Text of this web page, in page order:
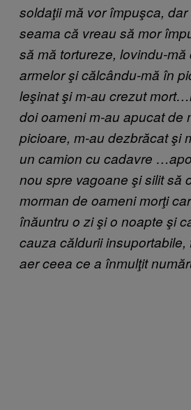
soldaţii mă vor împuşca,
seama că vreau să mor
să mă tortureze, lovindu-mă
armelor şi călcându-mă în
leşinat şi m-au crezut
doi oameni m-au apucat de
picioare, m-au dezbrăcat şi
un camion cu cadavre
nou spre vagoane şi silit să
morman de oameni morţi
înăuntru o zi şi o noapte şi
cauza căldurii insuportabile,
aer ceea ce a înmulţit